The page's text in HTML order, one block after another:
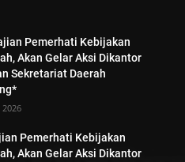
Pemerhati Kebijakan
Akan Gelar Aksi Dikantor
Sekretariat Daerah
Pemerhati Kebijakan
Akan Gelar Aksi Dikantor